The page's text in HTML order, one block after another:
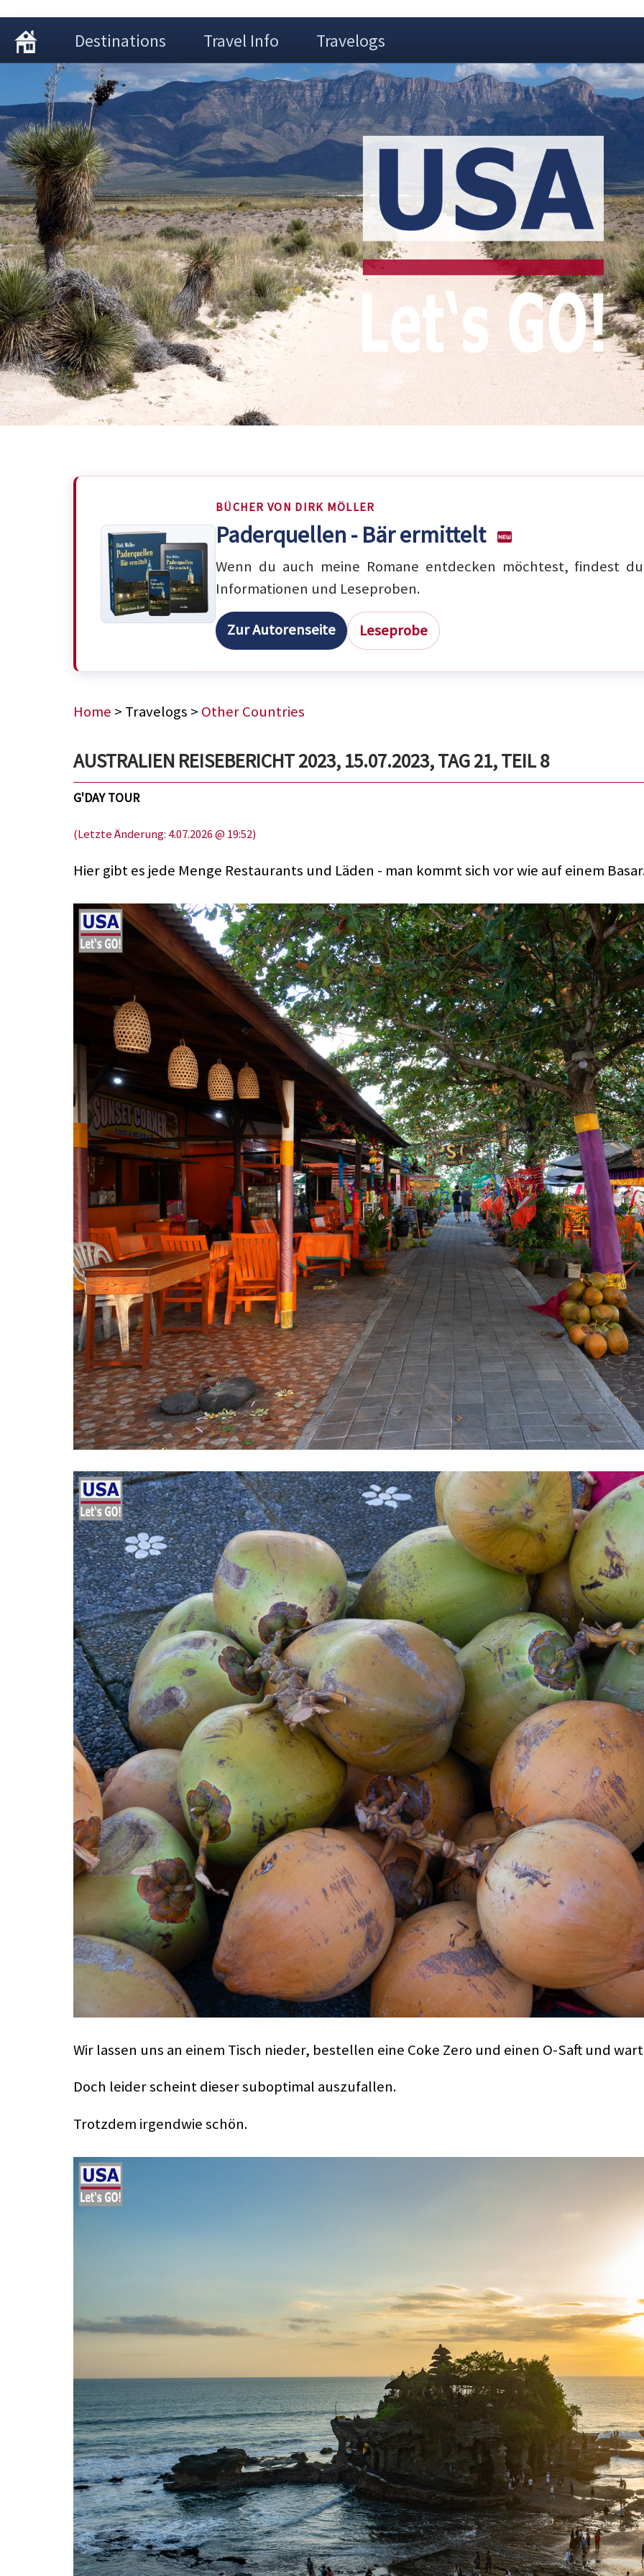
Destinations Travel Info Travelogs
BÜCHER VON DIRK MÖLLER
Paderquellen - Bär ermittelt
Wenn du auch meine Romane entdecken möchtest, findest
Informationen und Leseproben.
Zur Autorenseite Leseprobe
Home > Travelogs > Other Countries
AUSTRALIEN REISEBERICHT 2023, 15.07.2023, TAG 21, TEIL 8
G'DAY TOUR
(Letzte Änderung: 4.07.2026 @ 19:52)
Hier gibt es jede Menge Restaurants und Läden - man kommt sich vor wie auf einem
Wir lassen uns an einem Tisch nieder, bestellen eine Coke Zero und einen O-Saft und
Doch leider scheint dieser suboptimal auszufallen.
Trotzdem irgendwie schön.